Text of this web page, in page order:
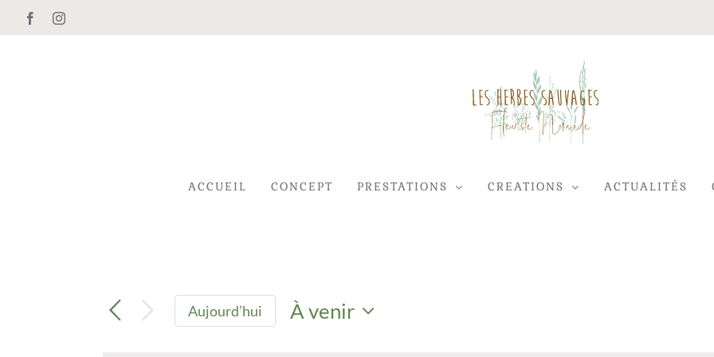
FacebookInstagram
ACCUEIL CONCEPT PRESTATIONS CREATIONS ACTUALITÉS
Aujourd’hui
À venir